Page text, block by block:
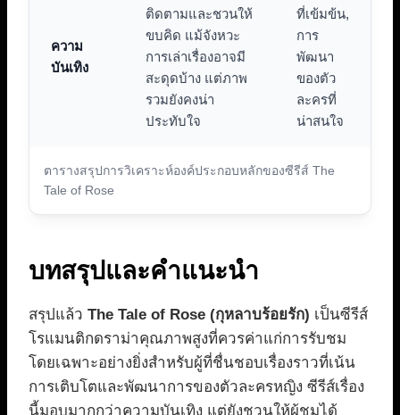
ตารางสรุปการวิเคราะห์องค์ประกอบหลักของซีรีส์ The
Tale of Rose
ความ
บันเทิง
ติดตามและชวนให้
ขบคิด แม้จังหวะ
การเล่าเรื่องอาจมี
สะดุดบ้าง แต่ภาพ
รวมยังคงน่า
ประทับใจ
ที่เข้มข้น,
การ
พัฒนา
ของตัว
ละครที่
น่าสนใจ
บทสรุปและคำแนะนำ
สรุปแล้ว The Tale of Rose (กุหลาบร้อยรัก) เป็นซีรีส์
โรแมนติกดราม่าคุณภาพสูงที่ควรค่าแก่การรับชม
โดยเฉพาะอย่างยิ่งสำหรับผู้ที่ชื่นชอบเรื่องราวที่เน้น
การเติบโตและพัฒนาการของตัวละครหญิง ซีรีส์เรื่อง
นี้มอบมากกว่าความบันเทิง แต่ยังชวนให้ผู้ชมได้